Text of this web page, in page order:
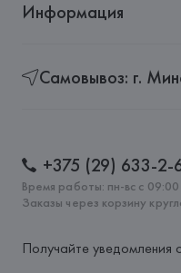
Информация
Самовывоз: г.
+375 (29) 633-2-
Время работы: пн-вс с
Заказы через корзину
Получайте уведомления